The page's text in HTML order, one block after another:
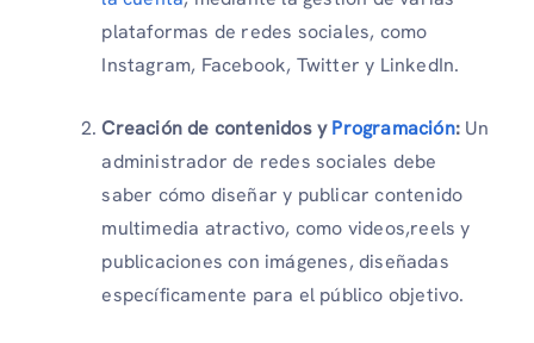
plataformas de redes sociales, como
Instagram, Facebook, Twitter y LinkedIn.
Creación de contenidos yProgramación: Un
administrador de redes sociales debe
saber cómo diseñar y publicar contenido
multimedia atractivo, como videos,reels y
publicaciones con imágenes, diseñadas
específicamente para el público objetivo.